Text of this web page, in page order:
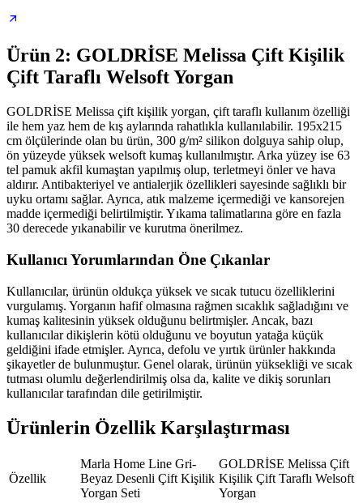
Ürün 2: GOLDRİSE Melissa Çift Kişilik
Çift Taraflı Welsoft Yorgan
GOLDRİSE Melissa çift kişilik yorgan, çift taraflı kullanım özelliği
ile hem yaz hem de kış aylarında rahatlıkla kullanılabilir. 195x215
cm ölçülerinde olan bu ürün, 300 g/m² silikon dolguya sahip olup,
ön yüzeyde yüksek welsoft kumaş kullanılmıştır. Arka yüzey ise 63
tel pamuk akfil kumaştan yapılmış olup, terletmeyi önler ve hava
aldırır. Antibakteriyel ve antialerjik özellikleri sayesinde sağlıklı bir
uyku ortamı sağlar. Ayrıca, atık malzeme içermediği ve kansorejen
madde içermediği belirtilmiştir. Yıkama talimatlarına göre en fazla
30 derecede yıkanabilir ve kurutma önerilmez.
Kullanıcı Yorumlarından Öne Çıkanlar
Kullanıcılar, ürünün oldukça yüksek ve sıcak tutucu özelliklerini
vurgulamış. Yorganın hafif olmasına rağmen sıcaklık sağladığını ve
kumaş kalitesinin yüksek olduğunu belirtmişler. Ancak, bazı
kullanıcılar dikişlerin kötü olduğunu ve boyutun yatağa küçük
geldiğini ifade etmişler. Ayrıca, defolu ve yırtık ürünler hakkında
şikayetler de bulunmuştur. Genel olarak, ürünün yüksekliği ve sıcak
tutması olumlu değerlendirilmiş olsa da, kalite ve dikiş sorunları
kullanıcılar tarafından dile getirilmiştir.
Ürünlerin Özellik Karşılaştırması
Özellik
Marla Home Line Gri-
Beyaz Desenli Çift Kişilik
Yorgan Seti
GOLDRİSE Melissa Çift
Kişilik Çift Taraflı Welsoft
Yorgan